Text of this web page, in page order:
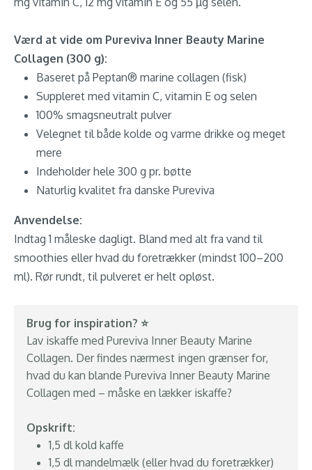
Værd at vide om Pureviva Inner Beauty Marine
Collagen (300 g):
Baseret på Peptan® marine collagen (fisk)
Suppleret med vitamin C, vitamin E og selen
100% smagsneutralt pulver
Velegnet til både kolde og varme drikke og meget
mere
Indeholder hele 300 g pr. bøtte
Naturlig kvalitet fra danske Pureviva
Anvendelse:
Indtag 1 måleske dagligt. Bland med alt fra vand til
smoothies eller hvad du foretrækker (mindst 100–200
ml). Rør rundt, til pulveret er helt opløst.
Brug for inspiration? ⭐️
Lav iskaffe med Pureviva Inner Beauty Marine
Collagen. Der findes nærmest ingen grænser for,
hvad du kan blande Pureviva Inner Beauty Marine
Collagen med – måske en lækker iskaffe?
Opskrift:
1,5 dl kold kaffe
1,5 dl mandelmælk (eller hvad du foretrækker)